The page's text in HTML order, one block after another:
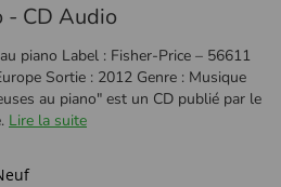
- CD Audio
piano Label : Fisher-Price – 56611
Sortie : 2012 Genre : Musique
au piano" est un CD publié par le
Lire la suite